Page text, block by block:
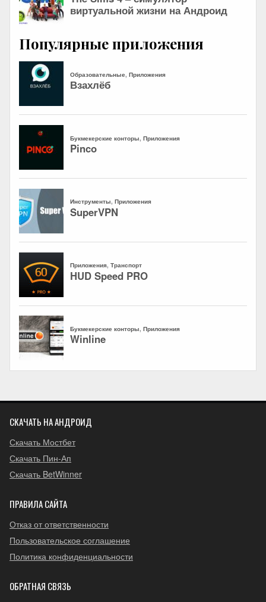
Популярные приложения
СКАЧАТЬ НА АНДРОИД
Скачать Мостбет
Скачать Пин-Ап
Скачать BetWinner
ПРАВИЛА САЙТА
Отказ от ответственности
Пользовательское соглашение
Политика конфиденциальности
ОБРАТНАЯ СВЯЗЬ